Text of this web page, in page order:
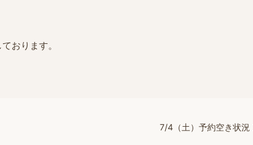
おります。
7/4（土）予約空き状況